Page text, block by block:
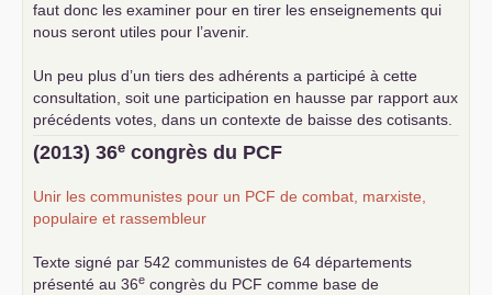
faut donc les examiner pour en tirer les enseignements qui
nous seront utiles pour l’avenir.
Un peu plus d’un tiers des adhérents a participé à cette
consultation, soit une participation en hausse par rapport aux
précédents votes, dans un contexte de baisse des cotisants.
... lire la suite
(2013) 36e congrès du PCF
Unir les communistes pour un PCF de combat, marxiste,
populaire et rassembleur
Texte signé par 542 communistes de 64 départements
présenté au 36e congrès du PCF comme base de